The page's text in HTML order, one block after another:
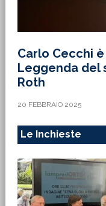
Carlo Cecchi
Leggenda del
Roth
20 FEBBRAIO 2025
Le Inchieste